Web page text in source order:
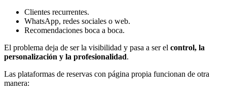
Clientes recurrentes.
WhatsApp, redes sociales o web.
Recomendaciones boca a boca.
El problema deja de ser la visibilidad y pasa a ser el control, la
personalización y la profesionalidad.
Las plataformas de reservas con página propia funcionan de otra
manera: